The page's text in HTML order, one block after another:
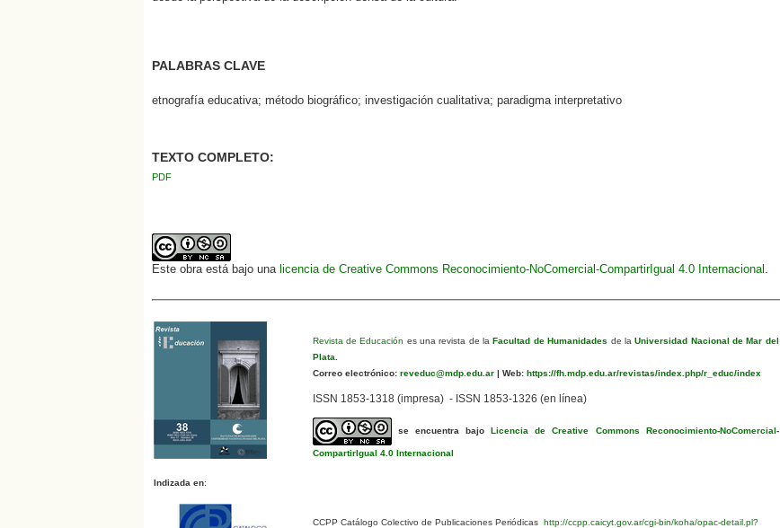
PALABRAS CLAVE
etnografía educativa; método biográfico; investigación cualitativa; paradigma interpretativo
TEXTO COMPLETO:
PDF
Este obra está bajo una licencia de Creative Commons Reconocimiento-NoComercial-CompartirIgual 4.0 Internacional
Revista de Educación es una revista de la Facultad de Humanidades de la Universidad Nacional de Mar del
Plata
Correo electrónico:reveduc@mdp.edu.ar| Web:https://fh.mdp.edu.ar/revistas/index.php/r_educ/index
ISSN 1853-1318 (impresa) - ISSN 1853-1326 (en línea)
se encuentra bajo Licencia de Creative Commons Reconocimiento-NoComercial-
CompartirIgual 4.0 Internacional
Indizada en:
CCPP Catálogo Colectivo de Publicaciones Periódicas http://ccpp.caicyt.gov.ar/cgi-bin/koha/opac-detail.pl?